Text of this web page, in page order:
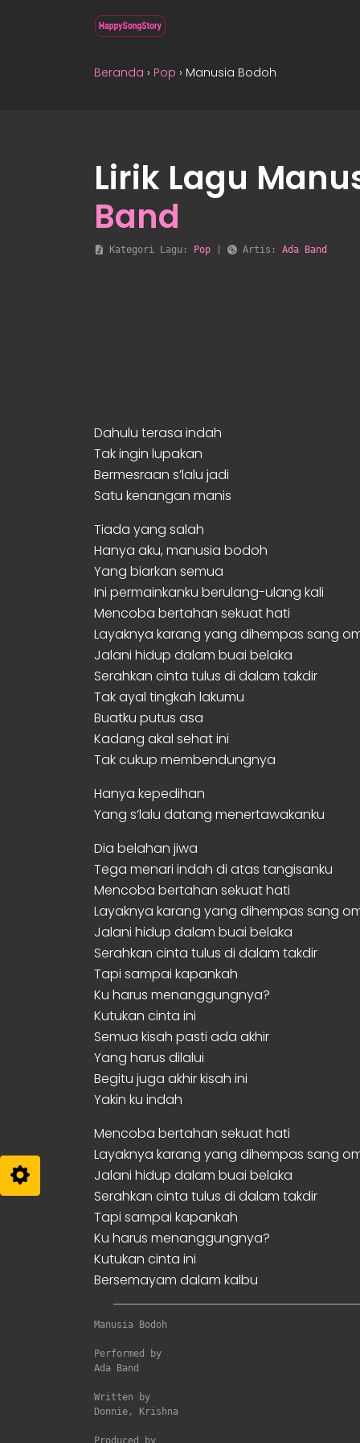
Beranda › Pop › Manusia Bodoh
Lirik Lagu
Band
Kategori Lagu: Pop Artis: Ada Band
Dahulu terasa indah
Tak ingin lupakan
Bermesraan s’lalu jadi
Satu kenangan manis
Tiada yang salah
Hanya aku, manusia bodoh
Yang biarkan semua
Ini permainkanku berulang-ulang kali
Mencoba bertahan sekuat hati
Layaknya karang yang dihempas sang
Jalani hidup dalam buai belaka
Serahkan cinta tulus di dalam takdir
Tak ayal tingkah lakumu
Buatku putus asa
Kadang akal sehat ini
Tak cukup membendungnya
Hanya kepedihan
Yang s’lalu datang menertawakanku
Dia belahan jiwa
Tega menari indah di atas tangisanku
Mencoba bertahan sekuat hati
Layaknya karang yang dihempas sang
Jalani hidup dalam buai belaka
Serahkan cinta tulus di dalam takdir
Tapi sampai kapankah
Ku harus menanggungnya?
Kutukan cinta ini
Semua kisah pasti ada akhir
Yang harus dilalui
Begitu juga akhir kisah ini
Yakin ku indah
Mencoba bertahan sekuat hati
Layaknya karang yang dihempas sang
Jalani hidup dalam buai belaka
Serahkan cinta tulus di dalam takdir
Tapi sampai kapankah
Ku harus menanggungnya?
Kutukan cinta ini
Bersemayam dalam kalbu
Manusia Bodoh
Performed by
Ada Band
Written by
Donnie, Krishna
Produced by